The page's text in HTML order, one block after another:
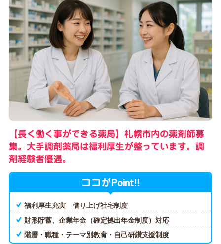
【長く働く事ができる薬局】札幌市内の薬剤師募
集。大手調剤薬局は福利厚生が整っています。調
剤経験者優遇。
ココがPoint!!
福利厚生充実 借り上げ社宅制度
財形貯蓄、企業年金（確定拠出年金制度）対応
階層・職種・テーマ別教育・自己研鑽支援制度